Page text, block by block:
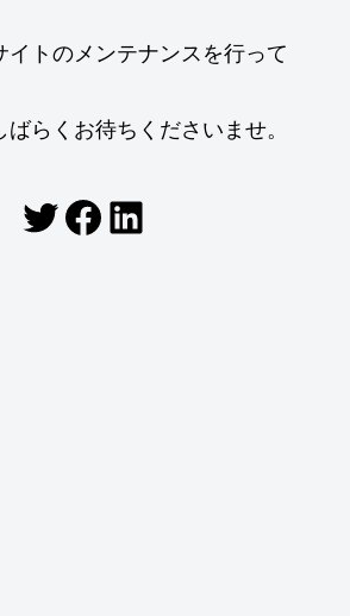
イトのメンテナンスを行って
らくお待ちくださいませ。
Twitter
Facebook
LinkedIn